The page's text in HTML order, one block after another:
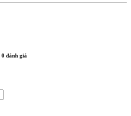
0 đánh giá